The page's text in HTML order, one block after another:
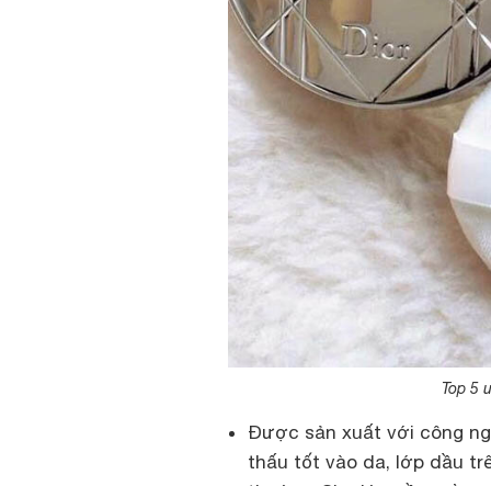
Top 5
Được sản xuất với công
thấu tốt vào da, lớp dầu